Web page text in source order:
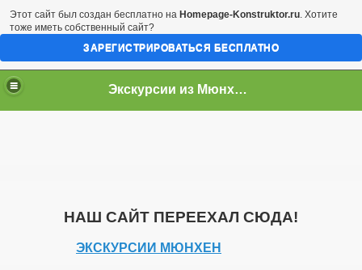
Экскурсии из Мюнхена
НАШ САЙТ ПЕРЕЕХАЛ СЮДА!
ЭКСКУРСИИ МЮНХЕН
Этот сайт был создан бесплатно на Homepage-Konstruktor.ru. Хотите
тоже иметь собственный сайт?
ЗАРЕГИСТРИРОВАТЬСЯ БЕСПЛАТНО